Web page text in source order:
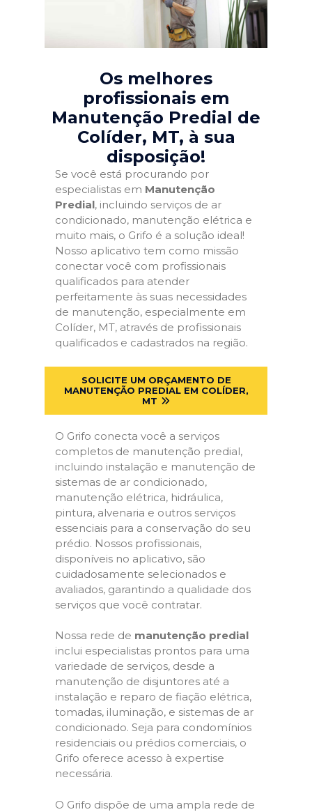
Os melhores
profissionais em
Manutenção Predial de
Colíder, MT, à sua
disposição!
Se você está procurando por
especialistas em Manutenção
Predial, incluindo serviços de ar
condicionado, manutenção elétrica e
muito mais, o Grifo é a solução ideal!
Nosso aplicativo tem como missão
conectar você com profissionais
qualificados para atender
perfeitamente às suas necessidades
de manutenção, especialmente em
Colíder, MT, através de profissionais
qualificados e cadastrados na região.
SOLICITE UM ORÇAMENTO DE
MANUTENÇÃO PREDIAL EM COLÍDER,
MT
O Grifo conecta você a serviços
completos de manutenção predial,
incluindo instalação e manutenção de
sistemas de ar condicionado,
manutenção elétrica, hidráulica,
pintura, alvenaria e outros serviços
essenciais para a conservação do seu
prédio. Nossos profissionais,
disponíveis no aplicativo, são
cuidadosamente selecionados e
avaliados, garantindo a qualidade dos
serviços que você contratar.
Nossa rede de manutenção predial
inclui especialistas prontos para uma
variedade de serviços, desde a
manutenção de disjuntores até a
instalação e reparo de fiação elétrica,
tomadas, iluminação, e sistemas de ar
condicionado. Seja para condomínios
residenciais ou prédios comerciais, o
Grifo oferece acesso à expertise
necessária.
O Grifo dispõe de uma ampla rede de